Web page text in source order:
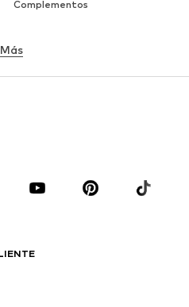
Complementos
Liewood
Más